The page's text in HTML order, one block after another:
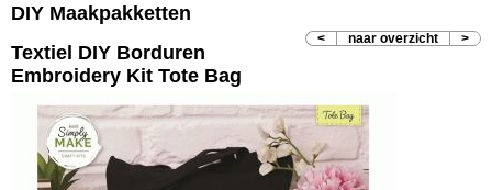
DIY Maakpakketten
< naar overzicht >
Textiel DIY Borduren
Embroidery Kit Tote Bag